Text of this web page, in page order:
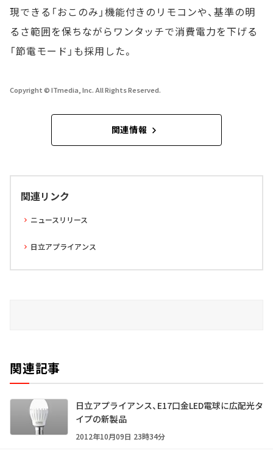
現できる「おこのみ」機能付きのリモコンや、基準の明
るさ範囲を保ちながらワンタッチで消費電力を下げる
「節電モード」も採用した。
Copyright © ITmedia, Inc. All Rights Reserved.
関連情報
関連リンク
ニュースリリース
日立アプライアンス
関連記事
日立アプライアンス、E17口金LED電球に広配光タ
イプの新製品
2012年10月09日 23時34分